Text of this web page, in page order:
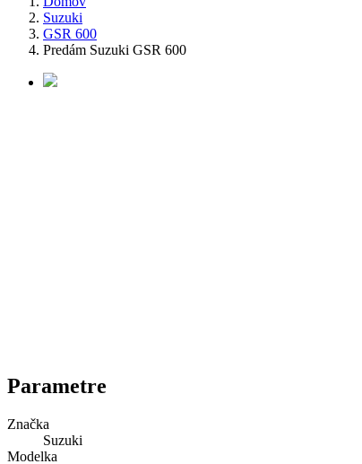
Suzuki
GSR 600
Predám Suzuki GSR 600
Parametre
Značka
Suzuki
Modelka